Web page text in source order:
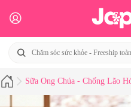
Sữa Ong Chúa - Chống Lão